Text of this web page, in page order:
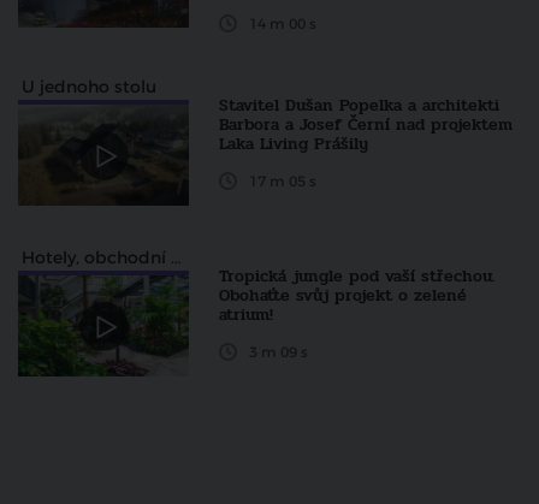
14 m 00 s
U jednoho stolu
Stavitel Dušan Popelka a architekti
Barbora a Josef Černí nad projektem
Laka Living Prášily
17 m 05 s
Hotely, obchodní a zábavní centra
Tropická jungle pod vaší střechou.
Obohaťte svůj projekt o zelené
atrium!
3 m 09 s